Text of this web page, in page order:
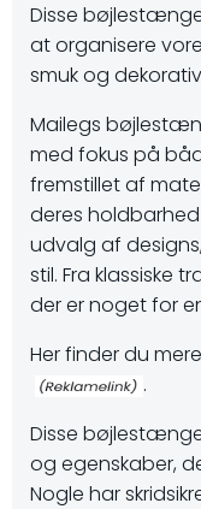
Disse
at organisere
smuk og
Mailegs
med fokus på
fremstillet af
deres
udvalg af
stil. Fra klassiske
der er noget for
Her finder du
.
Disse
og egenskaber,
Nogle har